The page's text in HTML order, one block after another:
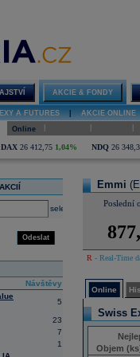
AKCIE & FONDY
A FUTURES AKCIE ONLINE
Online
DAX 26 412,75 1,04% NDQ 26
select
Odeslat
Návštěvy
5
23
7
1
Emmi
Poslední
R - Real-Time
Online
Swiss
Objem